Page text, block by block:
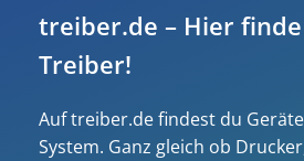
treiber.de – Hier
Treiber!
Auf treiber.de findest du
System. Ganz gleich ob